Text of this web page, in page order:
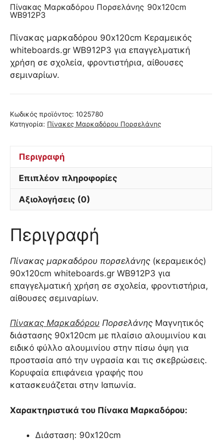
Πίνακας Μαρκαδόρου Πορσελάνης 90x120cm
WB912P3
Πίνακας μαρκαδόρου 90x120cm Κεραμεικός
whiteboards.gr WB912P3 για επαγγελματική
χρήση σε σχολεία, φροντιστήρια, αίθουσες
σεμιναρίων.
Κωδικός προϊόντος: 1025780
Κατηγορία: Πίνακες Μαρκαδόρου Πορσελάνης
Περιγραφή
Επιπλέον πληροφορίες
Αξιολογήσεις (0)
Περιγραφή
Πίνακας μαρκαδόρου πορσελάνης (κεραμεικός)
90x120cm whiteboards.gr WB912P3 για
επαγγελματική χρήση σε σχολεία, φροντιστήρια,
αίθουσες σεμιναρίων.
Πίνακας Μαρκαδόρου Πορσελάνης Μαγνητικός
διάστασης 90x120cm με πλαίσιο αλουμινίου και
ειδικό φύλλο αλουμινίου στην πίσω όψη για
προστασία από την υγρασία και τις σκεβρώσεις.
Κορυφαία επιφάνεια γραφής που
κατασκευάζεται στην Ιαπωνία.
Χαρακτηριστικά του Πίνακα Μαρκαδόρου:
Διάσταση: 90x120cm